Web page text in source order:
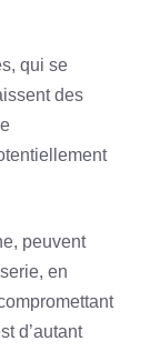
qui se
des
peuvent
en
d’autant